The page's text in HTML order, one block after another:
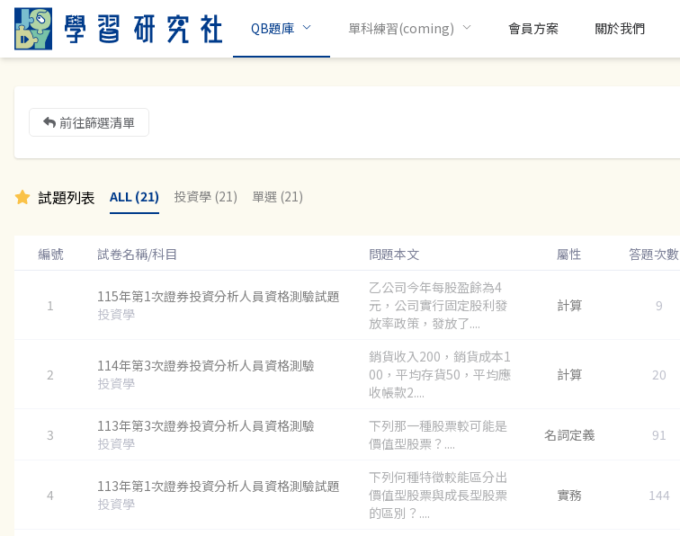
QB題庫 單科練習(coming) 會員方案 關於我們
前往篩選清單
試題列表 ALL (21) 投資學 (21) 單選 (21)
編號 試卷名稱/科目 問題本文 屬性 答題次數
1
115年第1次證券投資分析人員資格測驗試題
投資學
乙公司今年每股盈餘為4
元，公司實行固定股利發
放率政策，發放了....
計算 9
2
114年第3次證券投資分析人員資格測驗
投資學
銷貨收入200，銷貨成本1
00，平均存貨50，平均應
收帳款2....
計算 20
3
113年第3次證券投資分析人員資格測驗
投資學
下列那一種股票較可能是
價值型股票？....
名詞定義 91
4
113年第1次證券投資分析人員資格測驗試題
投資學
下列何種特徵較能區分出
價值型股票與成長型股票
的區別？....
實務 144